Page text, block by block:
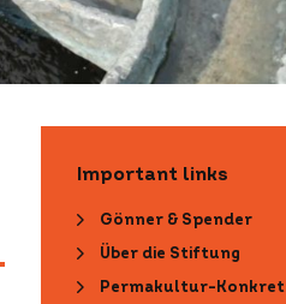
Important links
Gönner & Spender
Über die Stiftung
Permakultur-Konkret